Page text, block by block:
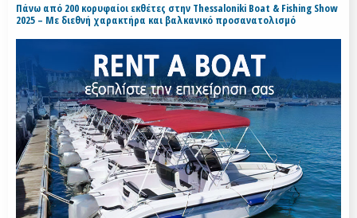
Πάνω από 200 κορυφαίοι εκθέτες στην Thessaloniki Boat & Fishing Show
2025 – Με διεθνή χαρακτήρα και βαλκανικό προσανατολισμό